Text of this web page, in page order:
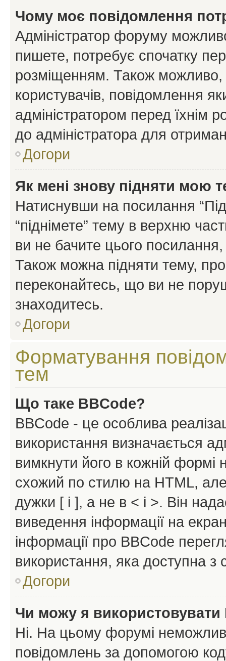
Чому моє повідомлення
Адміністратор форуму
пишете, потребує спочатку
розміщенням. Також можливо,
користувачів, повідомлення
адміністратором перед їхнім
до адміністратора для
Догори
Як мені знову підняти мою
Натиснувши на посилання
“піднімете” тему в верхню
ви не бачите цього
Також можна підняти тему,
переконайтесь, що ви не
знаходитесь.
Догори
Форматування
тем
Що таке BBCode?
BBCode - це особлива
використання визначається
вимкнути його в кожній
схожий по стилю на HTML, але
дужки [ і ], а не в < і >. Він
виведення інформації на
інформації про BBCode
використання, яка доступна з
Догори
Чи можу я використовувати
Ні. На цьому форумі
повідомлень за допомогою